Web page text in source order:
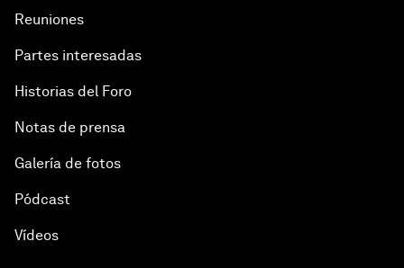
Reuniones
Partes interesadas
Historias del Foro
Notas de prensa
Galería de fotos
Pódcast
Vídeos